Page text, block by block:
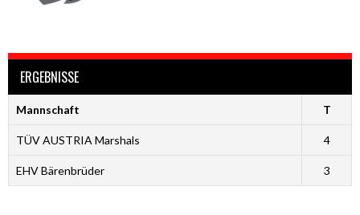
ERGEBNISSE
Mannschaft T
TÜV AUSTRIA Marshals 4
EHV Bärenbrüder 3